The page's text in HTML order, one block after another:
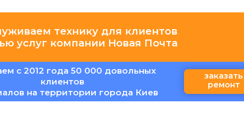
технику для клиентов
услуг компании Новая Почта
с 2012 года 50 000 довольных
клиентов
на территории города Киев
заказать
ремонт